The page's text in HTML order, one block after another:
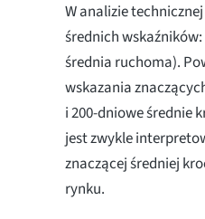
W analizie
średnich wskaźników:
średnia ruchoma).
wskazania
i 200-dniowe średnie
jest zwykle
znaczącej średniej
rynku.